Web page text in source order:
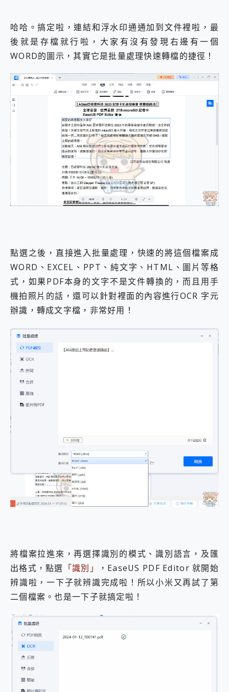
哈哈。搞定啦，連結和浮水印通通加到文件裡啦，最
後就是存檔就行啦，大家有沒有發現右邊有一個
WORD的圖示，其實它是批量處理快速轉檔的捷徑！
點選之後，直接進入批量處理，快速的將這個檔案成
WORD、EXCEL、PPT、純文字、HTML、圖片等格
式，如果PDF本身的文字不是文件轉換的，而且用手
機拍照片的話，還可以針對裡面的內容進行OCR 字元
辦識，轉成文字檔，非常好用！
將檔案拉進來，再選擇識別的模式、識別語言，及匯
出格式，點選 「識別」
，EaseUS PDF Editor 就開始
辨識啦，一下子就辨識完成啦！所以小米又再試了第
二個檔案。也是一下子就搞定啦！